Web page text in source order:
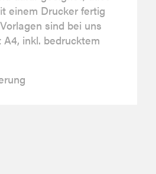
einem Drucker fertig
sind bei uns
inkl. bedrucktem